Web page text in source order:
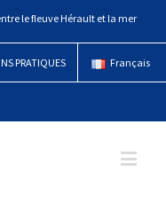
le fleuve Hérault et la mer
PRATIQUES Français